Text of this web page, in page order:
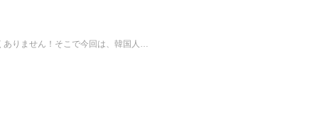
ありません！そこで今回は、韓国人…